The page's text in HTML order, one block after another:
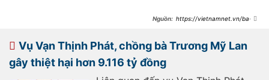
https://vietnamnet.vn/ba-
ngo-sai-pham-2216586.html
Vụ Vạn Thịnh Phát, chồng bà Trương Mỹ Lan
gây thiệt hại hơn 9.116 tỷ đồng